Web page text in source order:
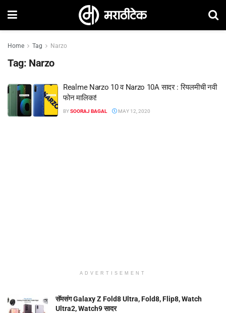
Home Tag Narzo
Tag: Narzo
Realme Narzo 10 व Narzo 10A सादर : रियलमीची नवी
फोन मालिका!
BYSOORAJ BAGAL MAY 12, 2020
ADVERTISEMENT
सॅमसंग Galaxy Z Fold8 Ultra, Fold8, Flip8, Watch
Ultra2, Watch9 सादर